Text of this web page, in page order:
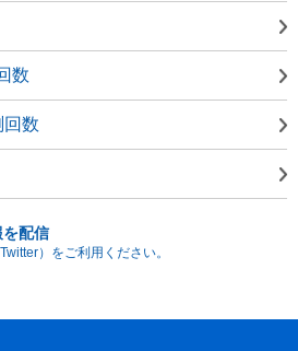
数
回数
配信
）をご利用ください。